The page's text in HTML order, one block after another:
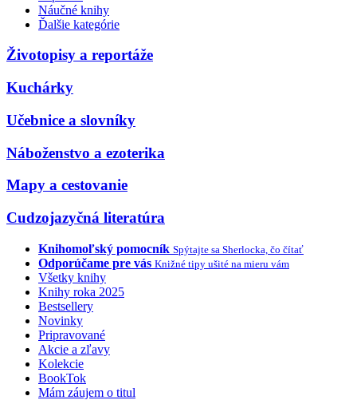
Náučné knihy
Ďalšie kategórie
Životopisy a reportáže
Kuchárky
Učebnice a slovníky
Náboženstvo a ezoterika
Mapy a cestovanie
Cudzojazyčná literatúra
Knihomoľský pomocník Spýtajte sa Sherlocka, čo čítať
Odporúčame pre vás Knižné tipy ušité na mieru vám
Všetky knihy
Knihy roka 2025
Bestsellery
Novinky
Pripravované
Akcie a zľavy
Kolekcie
BookTok
Mám záujem o titul